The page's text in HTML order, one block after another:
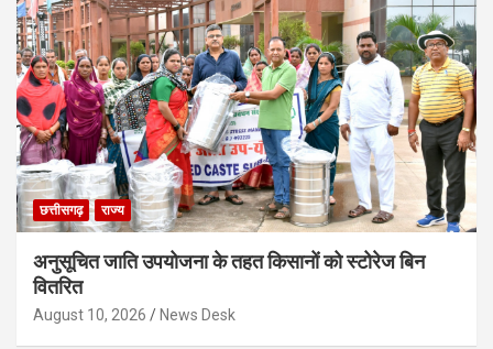
छत्तीसगढ़ राज्य
अनुसूचित जाति उपयोजना के तहत किसानों को स्टोरेज बिन
वितरित
August 10, 2026 News Desk